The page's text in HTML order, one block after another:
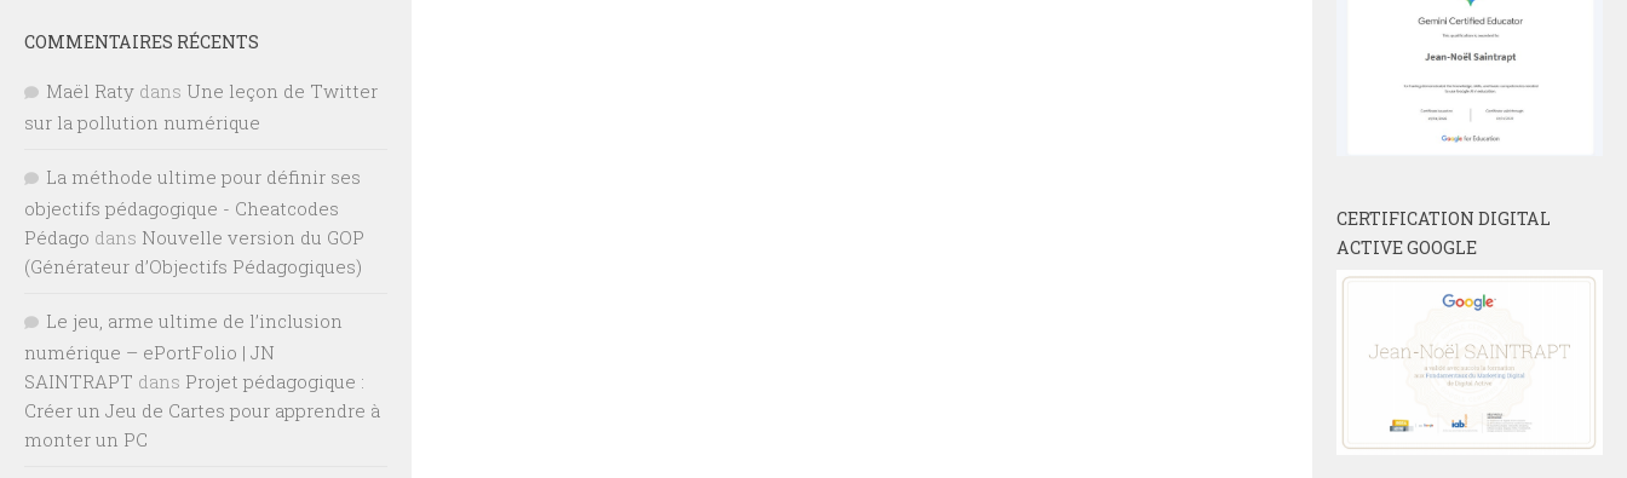
COMMENTAIRES RÉCENTS
Maël Raty dans Une leçon de Twitter
sur la pollution numérique
La méthode ultime pour définir ses
objectifs pédagogique - Cheatcodes
Pédago dans Nouvelle version du GOP
(Générateur d’Objectifs Pédagogiques)
Le jeu, arme ultime de l’inclusion
numérique – ePortFolio | JN
SAINTRAPT dans Projet pédagogique :
Créer un Jeu de Cartes pour apprendre à
monter un PC
CERTIFICATION DIGITAL
ACTIVE GOOGLE